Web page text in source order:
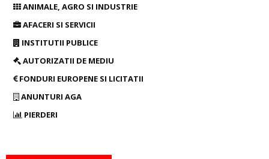
ANIMALE, AGRO SI INDUSTRIE
AFACERI SI SERVICII
INSTITUTII PUBLICE
AUTORIZATII DE MEDIU
FONDURI EUROPENE SI LICITATII
ANUNTURI AGA
PIERDERI